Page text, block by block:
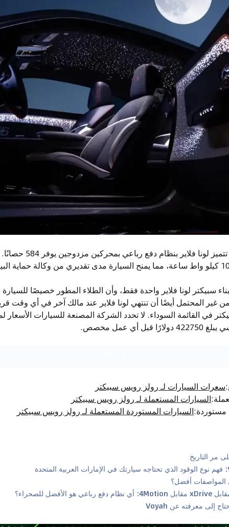
مثل جميع طرازات
سبيكتر لونا فلاير واحدة فقط، وأن الطلاء المطور خصيصًا
غير المحتمل أيضًا أن تنتهي لونا فلاير عند مالك آخر في أي وقت
في القائمة السوداء. لا تحدد الشركة المصنعة للسيارات الأسعار
عمل مخصص.
:سعرات السيارات لـ رولز رويس سبيكتر
:السيارات المستعملة لـ رولز رويس سبيكتر
:السيارات المستوردة المستعملة لـ رولز رويس سبيكتر